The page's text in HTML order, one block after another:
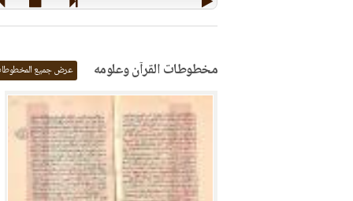
مخطوطات القرآن وعلومه عرض جميع